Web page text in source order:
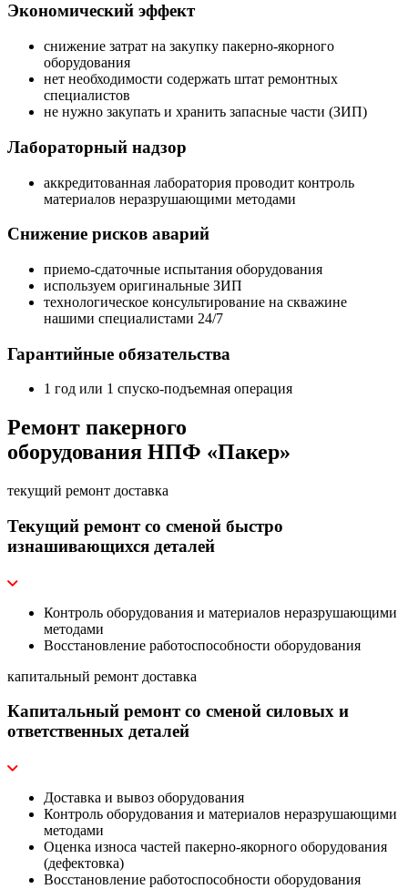
Экономический эффект
снижение затрат на закупку пакерно-якорного
оборудования
нет необходимости содержать штат ремонтных
специалистов
не нужно закупать и хранить запасные части (ЗИП)
Лабораторный надзор
аккредитованная лаборатория проводит контроль
материалов неразрушающими методами
Снижение рисков аварий
приемо-сдаточные испытания оборудования
используем оригинальные ЗИП
технологическое консультирование на скважине
нашими специалистами 24/7
Гарантийные обязательства
1 год или 1 спуско-подъемная операция
Ремонт пакерного
оборудования НПФ «Пакер»
текущий ремонт доставка
Текущий ремонт со сменой быстро
изнашивающихся деталей
Контроль оборудования и материалов неразрушающими
методами
Восстановление работоспособности оборудования
капитальный ремонт доставка
Капитальный ремонт со сменой силовых и
ответственных деталей
Доставка и вывоз оборудования
Контроль оборудования и материалов неразрушающими
методами
Оценка износа частей пакерно-якорного оборудования
(дефектовка)
Восстановление работоспособности оборудования